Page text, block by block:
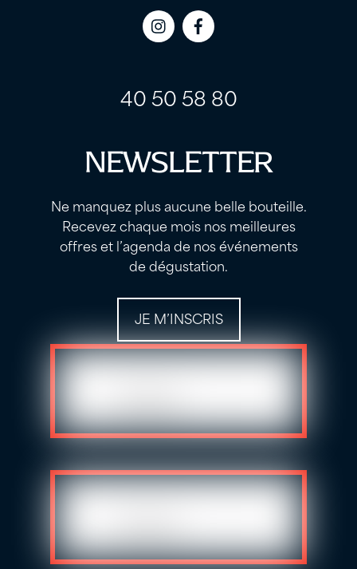
Icon
Icon
40 50 58 80
NEWSLETTER
Ne manquez plus aucune belle bouteille.
Recevez chaque mois nos meilleures
offres et l’agenda de nos événements
de dégustation.
JE M’INSCRIS